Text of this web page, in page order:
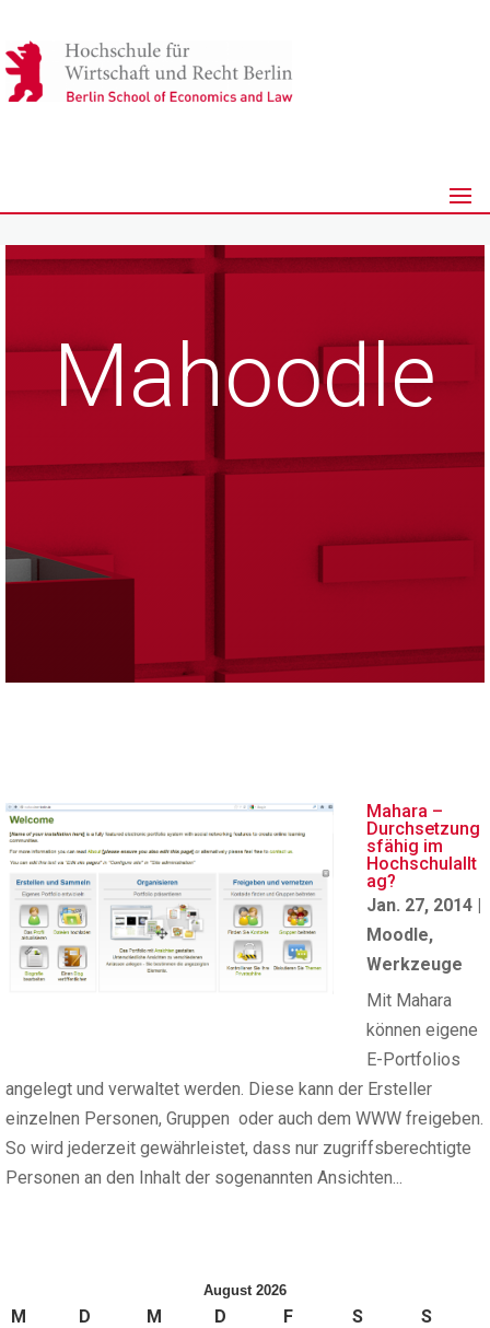
Mahoodle
Mahara –
Durchsetzung
sfähig im
Hochschulallt
ag?
Jan. 27, 2014 |
Moodle,
Werkzeuge
Mit Mahara
können eigene
E-Portfolios
angelegt und verwaltet werden. Diese kann der Ersteller
einzelnen Personen, Gruppen oder auch dem WWW freigeben.
So wird jederzeit gewährleistet, dass nur zugriffsberechtigte
Personen an den Inhalt der sogenannten Ansichten...
August 2026
M D M D F S
S